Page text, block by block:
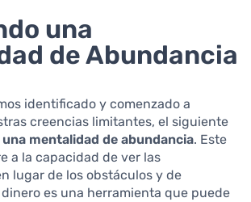
una
de Abundancia
identificado y comenzado a
creencias limitantes, el siguiente
mentalidad de abundancia. Este
a la capacidad de ver las
lugar de los obstáculos y de
es una herramienta que puede